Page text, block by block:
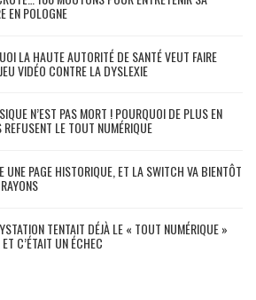
EN POLOGNE
LA HAUTE AUTORITÉ DE SANTÉ VEUT FAIRE
VIDÉO CONTRE LA DYSLEXIE
N’EST PAS MORT ! POURQUOI DE PLUS EN
LE TOUT NUMÉRIQUE
UNE PAGE HISTORIQUE, ET LA SWITCH VA BIENTÔT
TENTAIT DÉJÀ LE « TOUT NUMÉRIQUE »
C’ÉTAIT UN ÉCHEC